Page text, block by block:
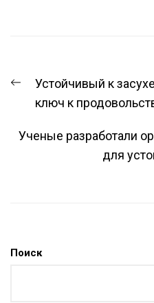
ПО
ЗАПИСЯМ
Предыдущая
запись:
Устойчивый к
ключ к
Ученые разработали
для
Поиск